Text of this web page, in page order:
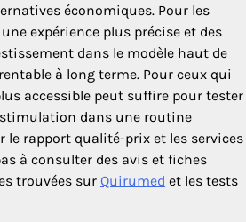
économiques. Pour les
expérience plus précise et des
dans le modèle haut de
à long terme. Pour ceux qui
accessible peut suffire pour tester
dans une routine
le rapport qualité-prix et les services
à consulter des avis et fiches
trouvées sur Quirumed et les tests